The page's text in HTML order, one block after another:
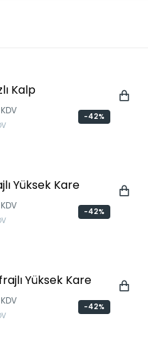
Kalp
-42%
Yüksek Kare
-42%
Yüksek Kare
-42%